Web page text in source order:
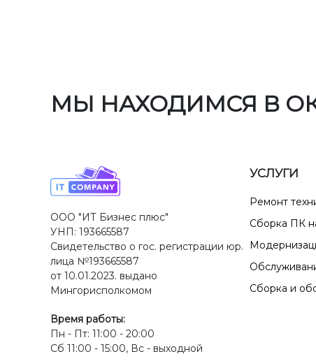
МЫ НАХОДИМСЯ В
ООО "ИТ Бизнес плюс"
УНП: 193665587
Свидетельство о гос. регистрации юр.
лица №193665587
от 10.01.2023. выдано
Мингорисполкомом
Время работы:
Пн - Пт: 11:00 - 20:00
Сб 11:00 - 15:00, Вс - выходной
УСЛУГИ
Ремонт
Сборка ПК
Сборка и